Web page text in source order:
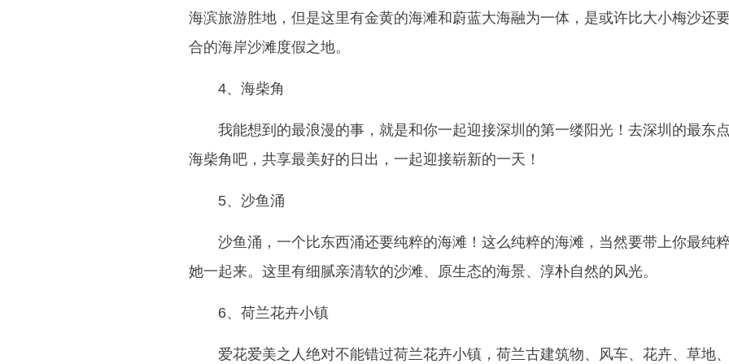
海滨旅游胜地，但是这里有金黄的海滩和蔚蓝大海融为一体，是或许比大小梅沙还
合的海岸沙滩度假之地。
4、海柴角
我能想到的最浪漫的事，就是和你一起迎接深圳的第一缕阳光！去深圳的最东点
海柴角吧，共享最美好的日出，一起迎接崭新的一天！
5、沙鱼涌
沙鱼涌，一个比东西涌还要纯粹的海滩！这么纯粹的海滩，当然要带上你最纯
她一起来。这里有细腻亲清软的沙滩、原生态的海景、淳朴自然的风光。
6、荷兰花卉小镇
爱花爱美之人绝对不能错过荷兰花卉小镇，荷兰古建筑物、风车、花卉、草地